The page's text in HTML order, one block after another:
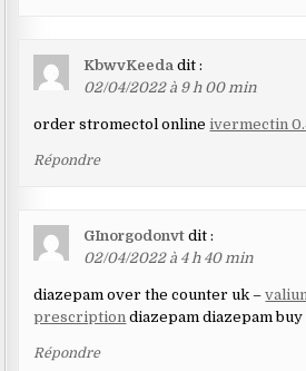
KbwvKeeda dit :
02/04/2022 à 9 h 00 min
order stromectol online ivermectin
Répondre
GInorgodonvt dit :
02/04/2022 à 4 h 40 min
diazepam over the counter uk –
prescription diazepam diazepam buy
Répondre